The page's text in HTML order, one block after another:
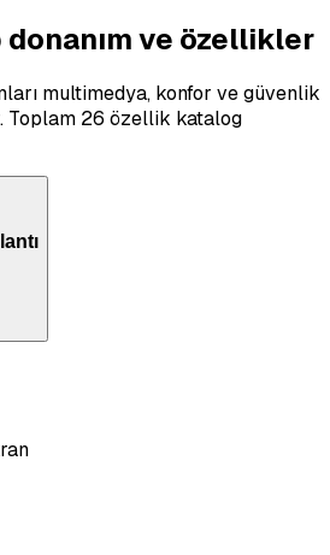
ve özellikler
multimedya, konfor ve güvenlik
Toplam 26 özellik katalog